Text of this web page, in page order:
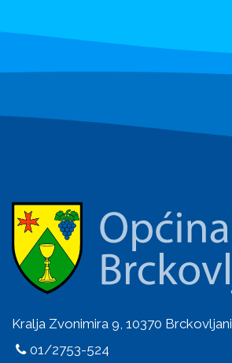
Kralja Zvonimira 9, 10370 Brckovljani
01/2753-524